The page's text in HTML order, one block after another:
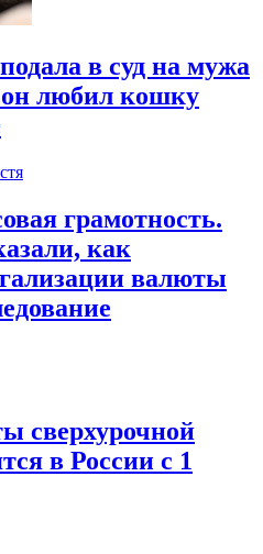
в суд на мужа
он любил кошку
грамотность.
как
валюты
сверхурочной
в России с 1